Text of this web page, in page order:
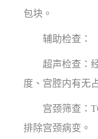
包块。
辅助检查：
超声检查：经
度、宫腔内有无
宫颈筛查：
排除宫颈病变。